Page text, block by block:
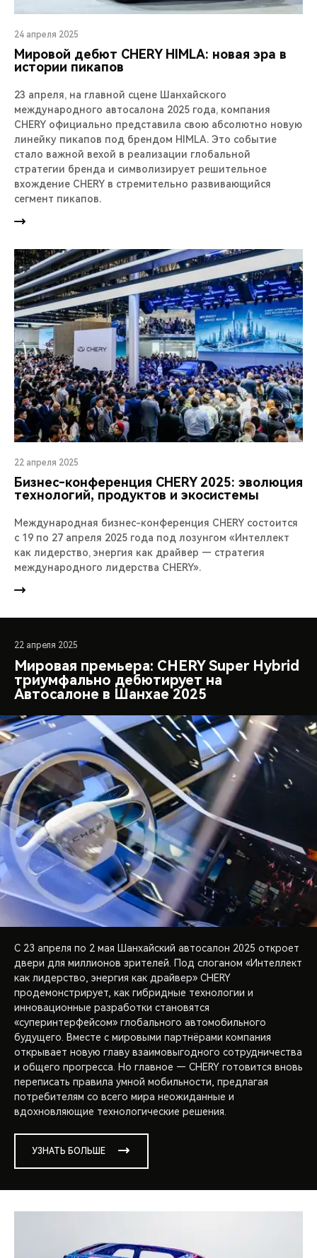
24 апреля 2025
Мировой дебют CHERY HIMLA: новая эра в
истории пикапов
23 апреля, на главной сцене Шанхайского
международного автосалона 2025 года, компания
CHERY официально представила свою абсолютно новую
линейку пикапов под брендом HIMLA. Это событие
стало важной вехой в реализации глобальной
стратегии бренда и символизирует решительное
вхождение CHERY в стремительно развивающийся
сегмент пикапов.
22 апреля 2025
Бизнес-конференция CHERY 2025: эволюция
технологий, продуктов и экосистемы
Международная бизнес-конференция CHERY состоится
с 19 по 27 апреля 2025 года под лозунгом «Интеллект
как лидерство, энергия как драйвер — стратегия
международного лидерства CHERY».
22 апреля 2025
Мировая премьера: CHERY Super Hybrid
триумфально дебютирует на
Автосалоне в Шанхае 2025
С 23 апреля по 2 мая Шанхайский автосалон 2025 откроет
двери для миллионов зрителей. Под слоганом «Интеллект
как лидерство, энергия как драйвер» CHERY
продемонстрирует, как гибридные технологии и
инновационные разработки становятся
«суперинтерфейсом» глобального автомобильного
будущего. Вместе с мировыми партнёрами компания
открывает новую главу взаимовыгодного сотрудничества
и общего прогресса. Но главное — CHERY готовится вновь
переписать правила умной мобильности, предлагая
потребителям со всего мира неожиданные и
вдохновляющие технологические решения.
УЗНАТЬ БОЛЬШЕ